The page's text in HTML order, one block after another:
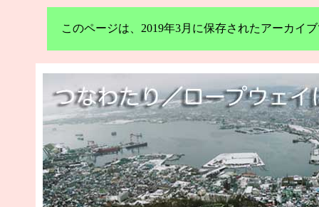
このページは、2019年3月に保存されたアーカイ